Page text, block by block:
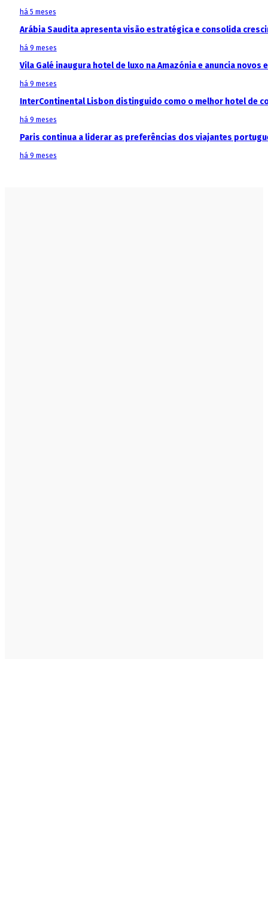
há 5 meses
Arábia Saudita apresenta visão estratégica e consolida
há 9 meses
Vila Galé inaugura hotel de luxo na Amazónia e anuncia
há 9 meses
InterContinental Lisbon distinguido como o melhor hotel de
há 9 meses
Paris continua a liderar as preferências dos viajantes
há 9 meses